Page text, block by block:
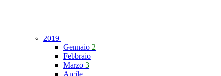
2019
Gennaio 2
Febbraio
Marzo 3
Aprile